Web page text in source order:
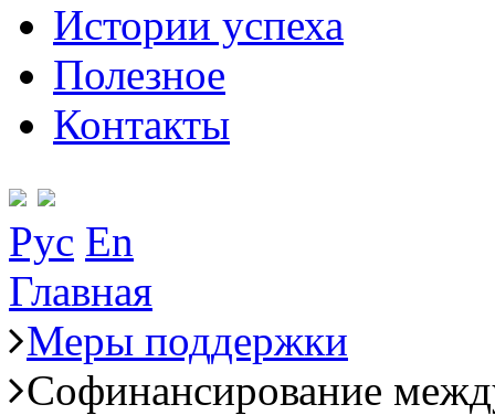
Истории успеха
Полезное
Контакты
Рус En
Главная
Меры поддержки
Софинансирование